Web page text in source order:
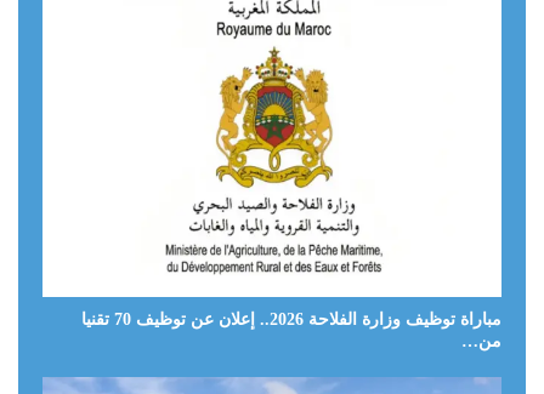
مباراة توظيف وزارة الفلاحة 2026.. إعلان عن توظيف 70 تقنيا
من…